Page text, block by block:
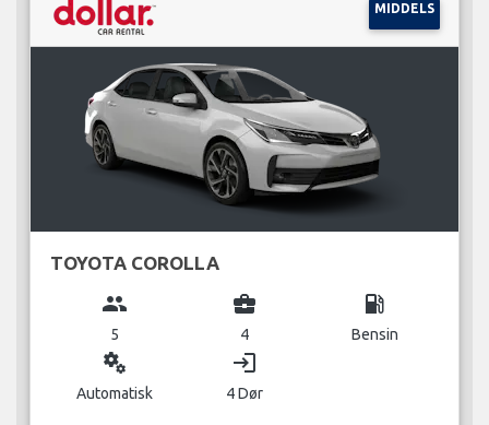
MIDDELS
TOYOTA COROLLA
group
5
business_center
4
local_gas_station
Bensin
miscellaneous_services
Automatisk
login
4 Dør